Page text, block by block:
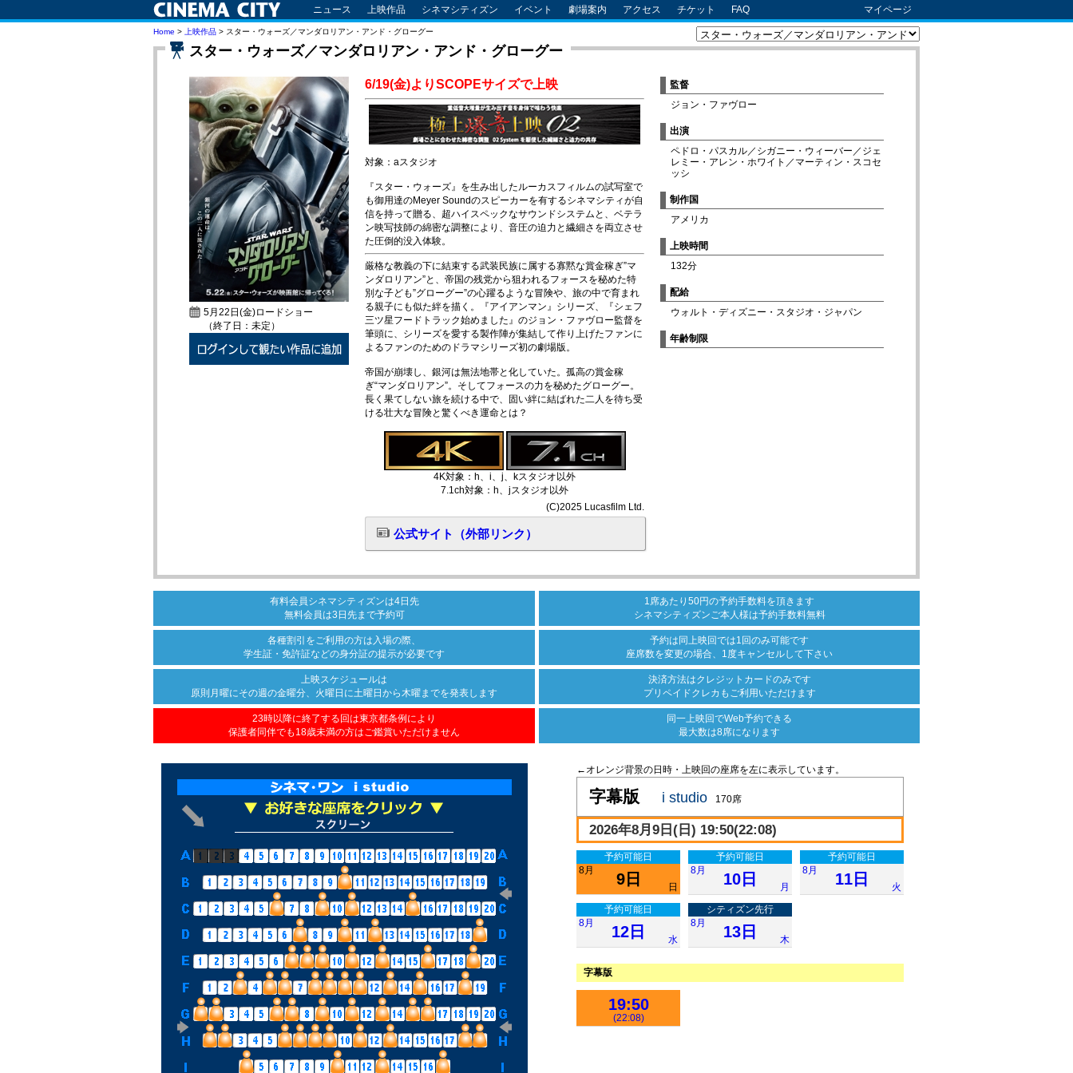
ニュース 上映作品 シネマシティズン イベント 劇場案内 アクセス チケット FAQ マイページ
Home > 上映作品 > スター・ウォーズ／マンダロリアン・アンド・グローグー
スター・ウォーズ／マンダロリアン・アンド・グローグー
5月22日(金)ロードショー
（終了日：未定）
6/19(金)よりSCOPEサイズで上映
対象：aスタジオ
『スター・ウォーズ』を生み出したルーカスフィルムの試写室で
も御用達のMeyer Soundのスピーカーを有するシネマシティが自
信を持って贈る、超ハイスペックなサウンドシステムと、ベテラ
ン映写技師の綿密な調整により、音圧の迫力と繊細さを両立させ
た圧倒的没入体験。
厳格な教義の下に結束する武装民族に属する寡黙な賞金稼ぎ”マ
ンダロリアン”と、帝国の残党から狙われるフォースを秘めた特
別な子ども”グローグー”の心躍るような冒険や、旅の中で育まれ
る親子にも似た絆を描く。『アイアンマン』シリーズ、『シェフ
三ツ星フードトラック始めました』のジョン・ファヴロー監督を
筆頭に、シリーズを愛する製作陣が集結して作り上げたファンに
よるファンのためのドラマシリーズ初の劇場版。
帝国が崩壊し、銀河は無法地帯と化していた。孤高の賞金稼
ぎ“マンダロリアン”。そしてフォースの力を秘めたグローグー。
長く果てしない旅を続ける中で、固い絆に結ばれた二人を待ち受
ける壮大な冒険と驚くべき運命とは？
4K対象：h、i、j、kスタジオ以外
7.1ch対象：h、jスタジオ以外
(C)2025 Lucasfilm Ltd.
公式サイト（外部リンク）
監督
ジョン・ファヴロー
出演
ペドロ・パスカル／シガニー・ウィーバー／ジェ
レミー・アレン・ホワイト／マーティン・スコセ
ッシ
制作国
アメリカ
上映時間
132分
配給
ウォルト・ディズニー・スタジオ・ジャパン
年齢制限
有料会員シネマシティズンは4日先
無料会員は3日先まで予約可
1席あたり50円の予約手数料を頂きます
シネマシティズンご本人様は予約手数料無料
各種割引をご利用の方は 入場の際、
学生証・免許証などの身分証の提示が必要です
予約は同上映回では1回のみ可能です
座席数を変更の場合、 1度キャンセルして下さい
上映スケジュールは
原則月曜にその週の金曜分、 火曜日に土曜日から木曜までを発表します
決済方法はクレジットカードのみです
プリペイドクレカも ご利用いただけます
23時以降に終了する回は東京都条例により
保護者同伴でも18歳未満の方はご鑑賞いただけません
同一上映回でWeb予約できる
最大数は8席になります
←オレンジ背景の日時・上映回の座席を左に表示しています。
字幕版 i studio 170席
2026年8月9日(日) 19:50(22:08)
予約可能日
8月
9日 日
予約可能日
8月
10日 月
予約可能日
8月
11日
火
予約可能日
8月
12日 水
シティズン先行
8月
13日 木
字幕版
19:50
(22:08)